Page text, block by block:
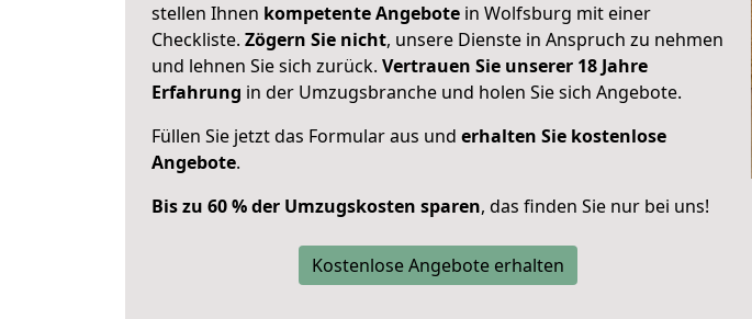
stellen Ihnen kompetente Angebote in Wolfsburg mit einer
Checkliste. Zögern Sie nicht, unsere Dienste in Anspruch zu nehmen
und lehnen Sie sich zurück. Vertrauen Sie unserer 18 Jahre
Erfahrung in der Umzugsbranche und holen Sie sich Angebote.
Füllen Sie jetzt das Formular aus und erhalten Sie kostenlose
Angebote.
Bis zu 60 % der Umzugskosten sparen, das finden Sie nur bei uns!
Kostenlose Angebote erhalten